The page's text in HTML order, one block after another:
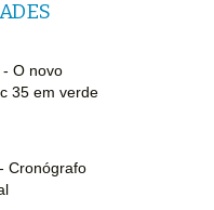
- O novo
35 em verde
Cronógrafo